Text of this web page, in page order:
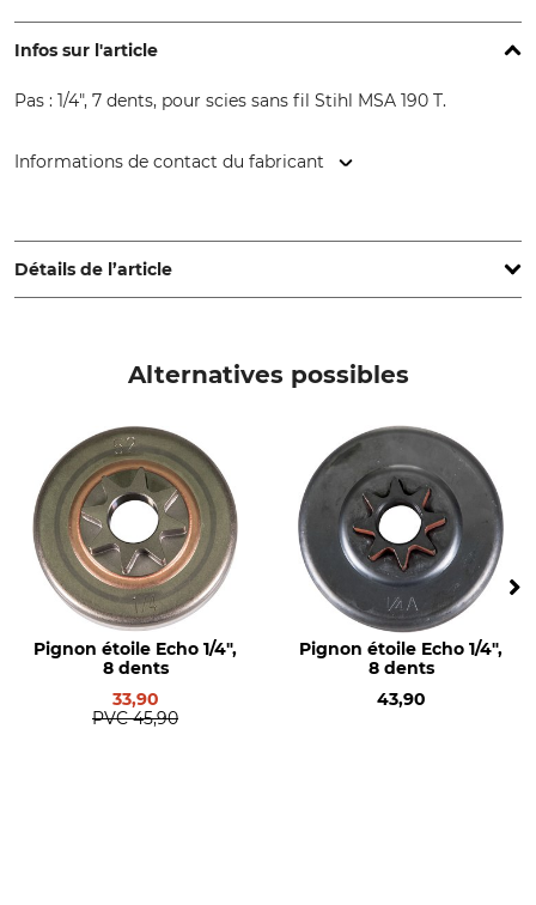
Infos sur l'article
Pas : 1/4", 7 dents, pour scies sans fil Stihl MSA 190 T.
Informations de contact du fabricant
64807 Dieburg, Germany, www.stihl.de
Détails de l’article
Stihl MSA 190T
Roulement à aiguilles
Non
Type de produit
Pignons à chaîne en étoile
Nom du modèle
1/4", 7 dents
Type de pignon
Référence fabricant
MA05 640 2001
Nombre de dents
Alternatives possibles
Pignon étoile Echo 1/4",
8 dents
33,90
PVC 45,90
Pignon étoile Echo 1/4",
8 dents
43,90